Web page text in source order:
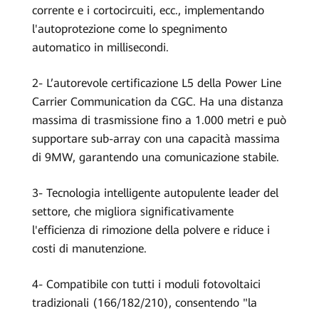
corrente e i cortocircuiti, ecc., implementando
l'autoprotezione come lo spegnimento
automatico in millisecondi.
2- L’autorevole certificazione L5 della Power Line
Carrier Communication da CGC. Ha una distanza
massima di trasmissione fino a 1.000 metri e può
supportare sub-array con una capacità massima
di 9MW, garantendo una comunicazione stabile.
3- Tecnologia intelligente autopulente leader del
settore, che migliora significativamente
l'efficienza di rimozione della polvere e riduce i
costi di manutenzione.
4- Compatibile con tutti i moduli fotovoltaici
tradizionali (166/182/210), consentendo "la